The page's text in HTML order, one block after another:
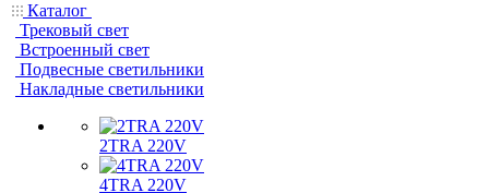
Каталог
Трековый свет
Встроенный свет
Подвесные светильники
Накладные светильники
2TRA 220V
4TRA 220V